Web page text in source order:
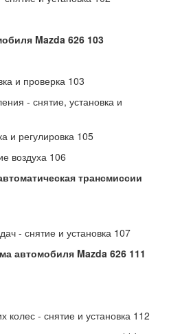
Mazda 626 103
и проверка 103
- снятие, установка и
и регулировка 105
воздуха 106
трансмиссии
- снятие и установка 107
автомобиля Mazda 626 111
колес - снятие и установка 112